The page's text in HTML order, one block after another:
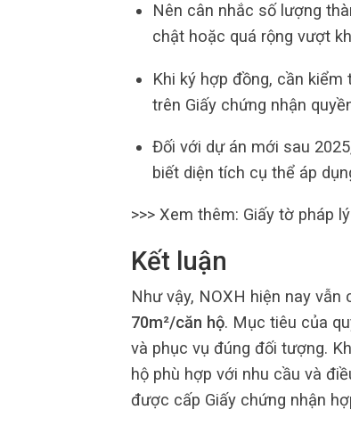
Nên cân nhắc số lượng
chật hoặc quá rộng vượt
Khi ký hợp đồng, cần
trên Giấy chứng nhận
Đối với dự án mới sau
biết diện tích cụ thể áp
>>> Xem thêm: Giấy tờ pháp
Kết luận
Như vậy, NOXH hiện nay
70m²/căn hộ. Mục tiêu của
và phục vụ đúng đối tượng.
hộ phù hợp với nhu cầu và
được cấp Giấy chứng nhận